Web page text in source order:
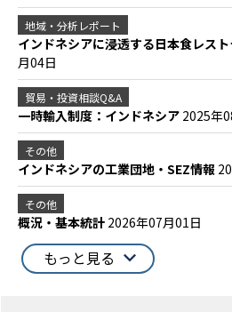
地域・分析レポート
インドネシアに浸透する日本食レス
月04日
貿易・投資相談Q&A
一時輸入制度：インドネシア 2025年
その他
インドネシアの工業団地・SEZ情報
その他
概況・基本統計 2026年07月01日
もっと見る